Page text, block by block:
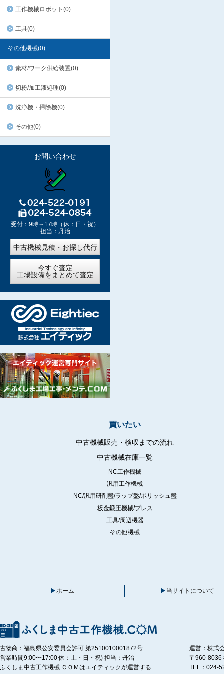
工作機械ロボット(0)
工具(0)
その他機械(0)
素材/ワーク供給装置(0)
切粉/加工液処理(0)
洗浄機・掃除機(0)
その他(0)
お問い合わせ
受付：9時～17時（休：日・祝）
担当：丹治
中古機械見積・お探し代行
今すぐ査定
工場設備をまとめて査定
買いたい
中古機械販売・検収までの流れ
中古機械在庫一覧
NC工作機械
汎用工作機械
NC/汎用研削盤/ラップ盤/ポリッシュ盤
板金鍛圧機械/プレス
工具/周辺機器
その他機械
ホーム 当サイトについて
古物商：福島県公安委員会許可 第2510010001872号
営業時間9:00〜17:00 休：土・日・祝) 担当：丹治
ふくしま中古工作機械.ＣＯＭはエイティックが運営する
運営：株式
〒960-8036
TEL：024-